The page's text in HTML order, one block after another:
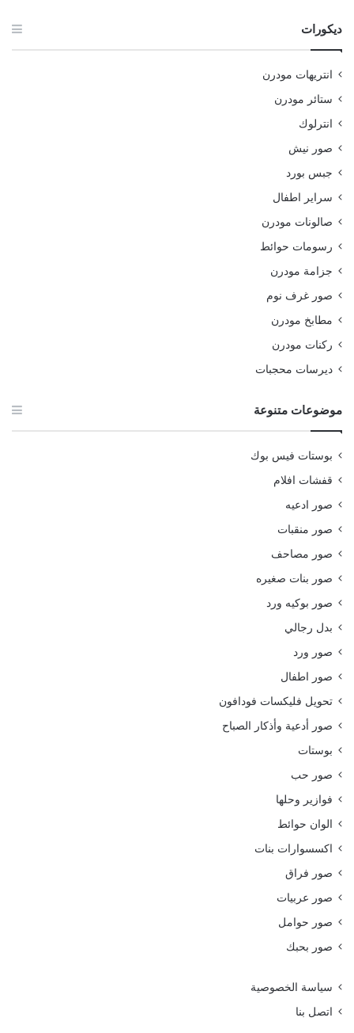
ديكورات
انتريهات مودرن
ستائر مودرن
انترلوك
صور نيش
جبس بورد
سراير اطفال
صالونات مودرن
رسومات حوائط
جزامة مودرن
صور غرف نوم
مطابخ مودرن
ركنات مودرن
ديرسات محجبات
موضوعات متنوعة
بوستات فيس بوك
قفشات افلام
صور ادعيه
صور منقبات
صور مصاحف
صور بنات صغيره
صور بوكيه ورد
بدل رجالي
صور ورد
صور اطفال
تحويل فليكسات فودافون
صور أدعية وأذكار الصباح
بوستات
صور حب
فوازير وحلها
الوان حوائط
اكسسوارات بنات
صور فراق
صور عربيات
صور حوامل
صور بحبك
سياسة الخصوصية
اتصل بنا